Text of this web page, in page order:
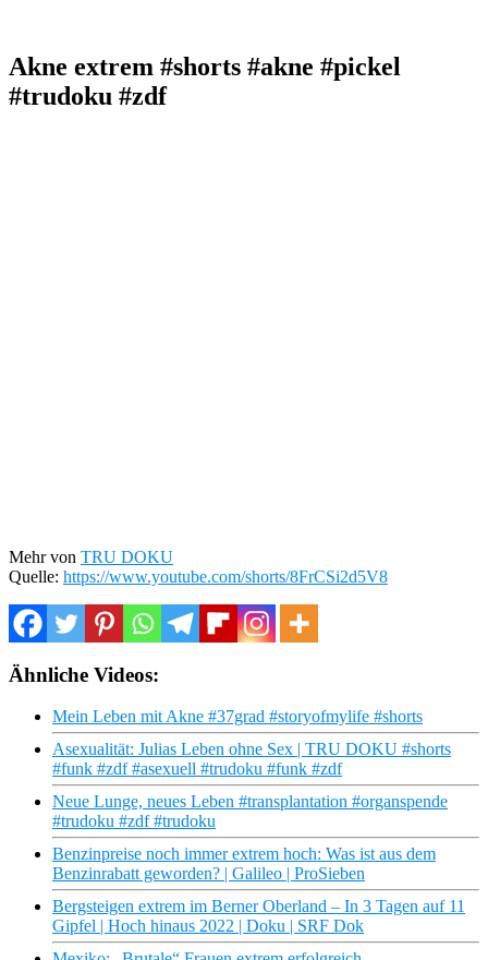
Akne extrem #shorts #akne #pickel
#trudoku #zdf
Mehr von TRU DOKU
Quelle: https://www.youtube.com/shorts/8FrCSi2d5V8
Ähnliche Videos:
Mein Leben mit Akne #37grad #storyofmylife #shorts
Asexualität: Julias Leben ohne Sex | TRU DOKU #shorts
#funk #zdf #asexuell #trudoku #funk #zdf
Neue Lunge, neues Leben #transplantation #organspende
#trudoku #zdf #trudoku
Benzinpreise noch immer extrem hoch: Was ist aus dem
Benzinrabatt geworden? | Galileo | ProSieben
Bergsteigen extrem im Berner Oberland – In 3 Tagen auf 11
Gipfel | Hoch hinaus 2022 | Doku | SRF Dok